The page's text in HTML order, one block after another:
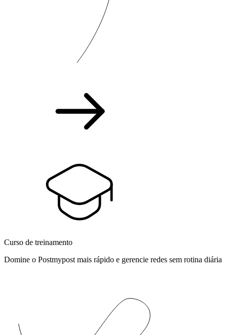
Curso de treinamento
Domine o Postmypost mais rápido e gerencie redes sem rotina diária